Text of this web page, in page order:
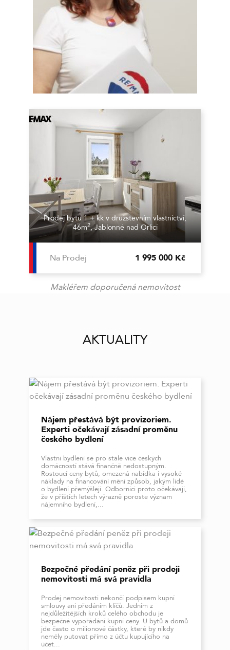
Prodej bytu 1 + kk v družstevním vlastnictví,
46m2, Jablonné nad Orlicí
Na Prodej 1 995 000 Kč
Makléřem doporučená nemovitost
AKTUALITY
Nájem přestává být provizoriem.
Experti očekávají zásadní proměnu
českého bydlení
Vlastní bydlení se pro stále více českých
domácností stává finančně nedostupným.
Rostoucí ceny bytů, omezená nabídka i vysoké
náklady na financování mění způsob, jakým lidé
o bydlení přemýšlejí. Odborníci proto očekávají,
že v příštích letech výrazně poroste význam
nájemního bydlení,...
Bezpečné předání peněz při prodeji
nemovitosti má svá pravidla
Prodej nemovitosti nekončí podpisem kupní
smlouvy ani předáním klíčů. Jedním z
nejdůležitějších kroků celého obchodu je
bezpečné vypořádání kupní ceny. U bytů a domů
jde často o milionové částky, které by nikdy
neměly putovat přímo z účtu kupujícího na
účet...